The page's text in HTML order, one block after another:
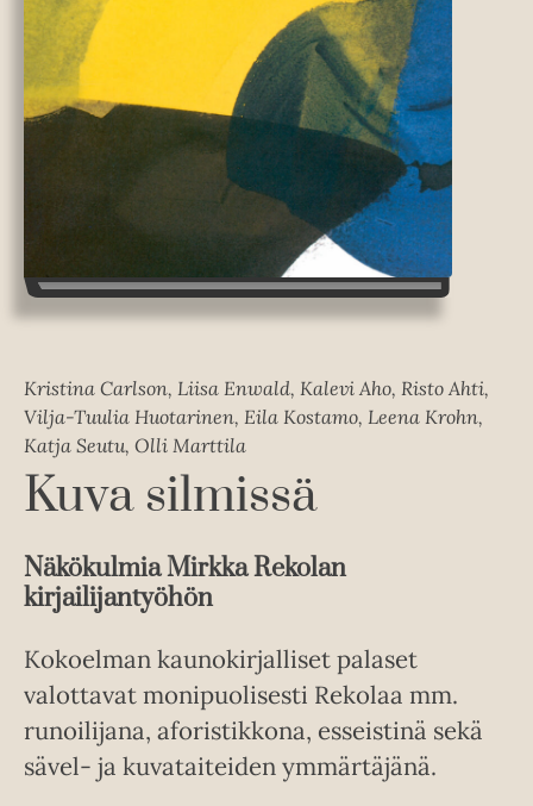
Kristina Carlson, Liisa Enwald, Kalevi Aho, Risto Ahti,
Vilja-Tuulia Huotarinen, Eila Kostamo, Leena Krohn,
Katja Seutu, Olli Marttila
Kuva silmissä
Näkökulmia Mirkka Rekolan
kirjailijantyöhön
Kokoelman kaunokirjalliset palaset
valottavat monipuolisesti Rekolaa mm.
runoilijana, aforistikkona, esseistinä sekä
sävel- ja kuvataiteiden ymmärtäjänä.